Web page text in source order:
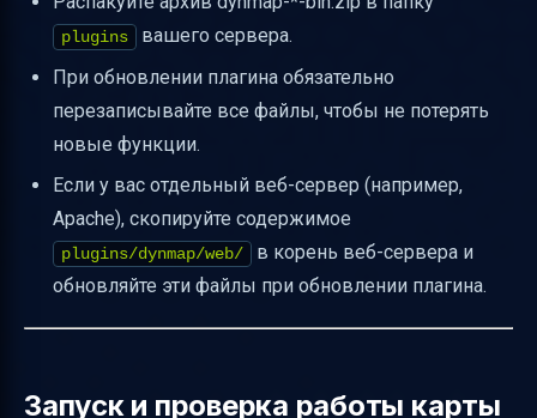
plugins
вашего сервера.
При обновлении плагина обязательно
перезаписывайте все файлы, чтобы не потерять
новые функции.
Если у вас отдельный веб-сервер (например,
Apache), скопируйте содержимое
plugins/dynmap/web/
в корень веб-сервера и
обновляйте эти файлы при обновлении плагина.
Запуск и проверка работы карты